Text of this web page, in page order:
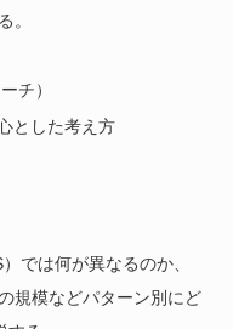
。
チ）
とした考え方
では何が異なるのか、
規模などパターン別にど